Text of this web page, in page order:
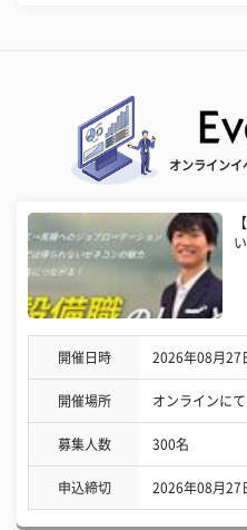
オンラインイ
開催日時 2026年08月27
開催場所 オンラインに
募集人数 300名
申込締切 2026年08月27